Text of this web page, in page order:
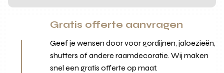
Gratis offerte aanvragen
Geef je wensen door voor gordijnen, jaloezieën,
shutters of andere raamdecoratie. Wij maken
snel een gratis offerte op maat.